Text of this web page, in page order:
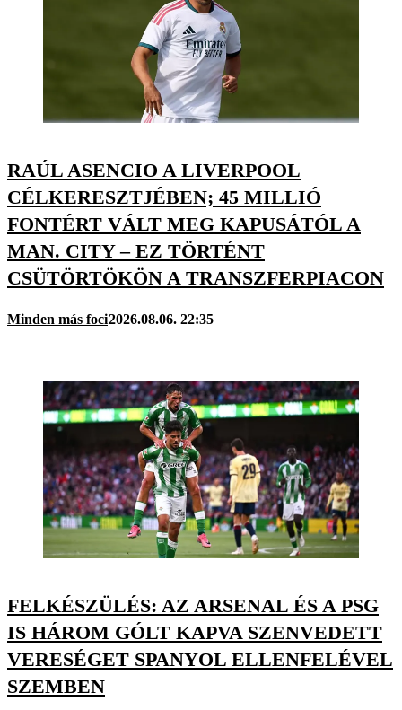
RAÚL ASENCIO A LIVERPOOL
CÉLKERESZTJÉBEN; 45 MILLIÓ
FONTÉRT VÁLT MEG KAPUSÁTÓL A
MAN. CITY – EZ TÖRTÉNT
CSÜTÖRTÖKÖN A TRANSZFERPIACON
Minden más foci2026.08.06. 22:35
FELKÉSZÜLÉS: AZ ARSENAL ÉS A PSG
IS HÁROM GÓLT KAPVA SZENVEDETT
VERESÉGET SPANYOL ELLENFELÉVEL
SZEMBEN